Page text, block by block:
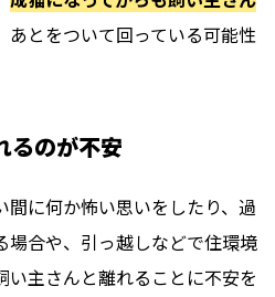
あとをついて回っている可能性
るのが不安
間に何か怖い思いをしたり、過
場合や、引っ越しなどで住環境
主さんと離れることに不安を